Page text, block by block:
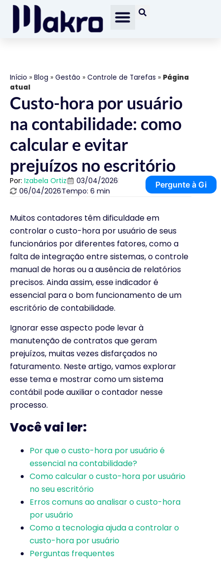
Início » Blog » Gestão » Controle de Tarefas » Página
atual
Custo-hora por usuário
na contabilidade: como
calcular e evitar
prejuízos no escritório
Por: Izabela Ortiz
03/04/2026
06/04/2026Tempo: 6 min
Pergunte à Gi
Muitos contadores têm dificuldade em
controlar o custo-hora por usuário de seus
funcionários por diferentes fatores, como a
falta de integração entre sistemas, o controle
manual de horas ou a ausência de relatórios
precisos. Ainda assim, esse indicador é
essencial para o bom funcionamento de um
escritório de contabilidade.
Ignorar esse aspecto pode levar à
manutenção de contratos que geram
prejuízos, muitas vezes disfarçados no
faturamento. Neste artigo, vamos explorar
esse tema e mostrar como um sistema
contábil pode auxiliar o contador nesse
processo.
Você vai ler:
Por que o custo-hora por usuário é
essencial na contabilidade?
Como calcular o custo-hora por usuário
no seu escritório
Erros comuns ao analisar o custo-hora
por usuário
Como a tecnologia ajuda a controlar o
custo-hora por usuário
Perguntas frequentes